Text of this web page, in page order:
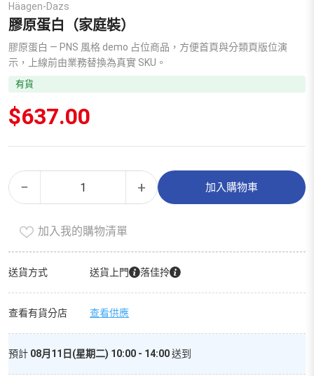
Häagen-Dazs
膠原蛋白（家庭裝）
膠原蛋白 — PNS 風格 demo 占位商品，方便首頁與分類頁版位演
示，上線前由業務替換為真實 SKU。
有貨
$637.00
−
膠
原
（家
庭
量
+ 加入購物車
Alternative:
加入我的購物清單
送貨方式 送貨上門 落佳拎
查看有貨分店 查看供應
預計 08月11日(星期二) 10:00 - 14:00送到